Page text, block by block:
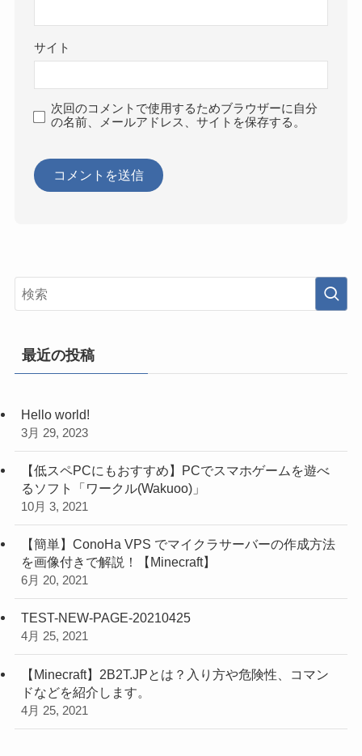
サイト
次回のコメントで使用するためブラウザーに自分
の名前、メールアドレス、サイトを保存する。
最近の投稿
Hello world!
3月 29, 2023
【低スペPCにもおすすめ】PCでスマホゲームを遊べ
るソフト「ワークル(Wakuoo)」
10月 3, 2021
【簡単】ConoHa VPS でマイクラサーバーの作成方法
を画像付きで解説！【Minecraft】
6月 20, 2021
TEST-NEW-PAGE-20210425
4月 25, 2021
【Minecraft】2B2T.JPとは？入り方や危険性、コマン
ドなどを紹介します。
4月 25, 2021